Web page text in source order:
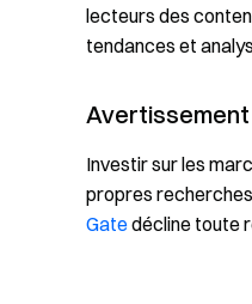
lecteurs des
tendances et
Avertissement
Investir sur les
propres
Gatedécline toute